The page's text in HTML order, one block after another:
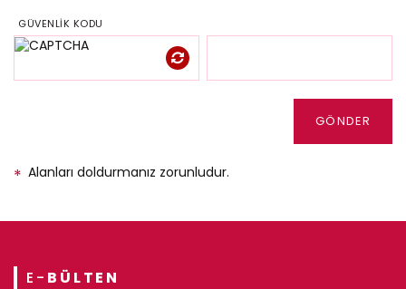
GÜVENLİK KODU
GÖNDER
* Alanları doldurmanız zorunludur.
E- BÜLTEN